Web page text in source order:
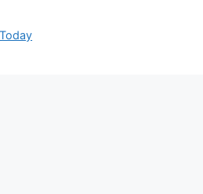
Today